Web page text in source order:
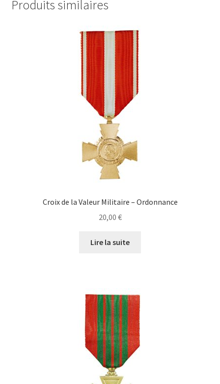
Produits similaires
Croix de la Valeur Militaire – Ordonnance
20,00 €
Lire la suite